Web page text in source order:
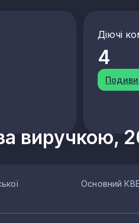
Діючі
4
виручкою,
Основний